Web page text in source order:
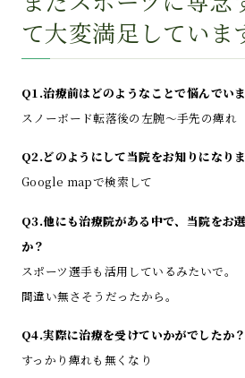
て大変満足していま
Q1.治療前はどのようなことで悩んでい
スノーボード転落後の左腕～手先の痺れ
Q2.どのようにして当院をお知りになり
Google mapで検索して
Q3.他にも治療院がある中で、当院をお
か？
スポーツ選手も活用しているみたいで。
間違い無さそうだったから。
Q4.実際に治療を受けていかがでしたか？
すっかり痺れも無くなり